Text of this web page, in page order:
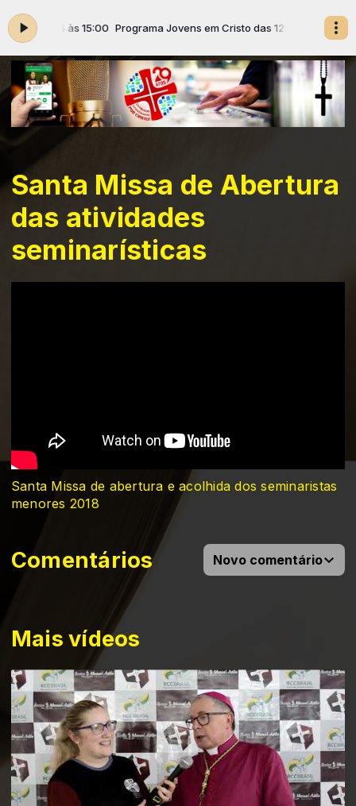
12:05 às 15:00 Programa Jovens em Cristo das 12:05 às 15:00
Santa Missa de Abertura
das atividades
seminarísticas
Mais vídeos
Santa Missa de abertura e acolhida dos seminaristas
menores 2018
Comentários Novo comentário